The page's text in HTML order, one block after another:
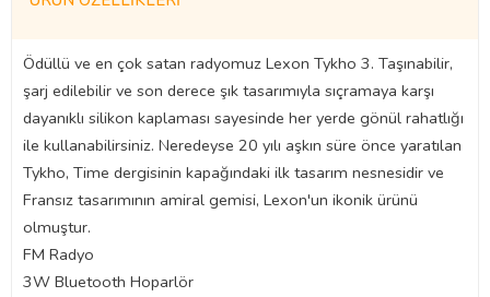
Ödüllü ve en çok satan radyomuz Lexon Tykho 3. Taşınabilir,
şarj edilebilir ve son derece şık tasarımıyla sıçramaya karşı
dayanıklı silikon kaplaması sayesinde her yerde gönül rahatlığı
ile kullanabilirsiniz. Neredeyse 20 yılı aşkın süre önce yaratılan
Tykho, Time dergisinin kapağındaki ilk tasarım nesnesidir ve
Fransız tasarımının amiral gemisi, Lexon'un ikonik ürünü
olmuştur.
FM Radyo
3W Bluetooth Hoparlör